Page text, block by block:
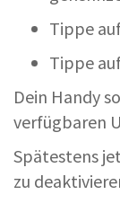
Tippe
Tippe
Dein Handy
verfügbaren
Spätestens
zu